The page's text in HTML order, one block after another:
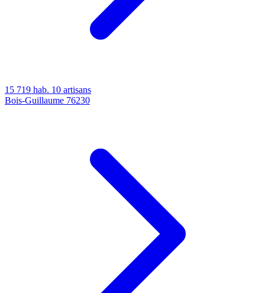
15 719 hab. 10 artisans
Bois-Guillaume 76230